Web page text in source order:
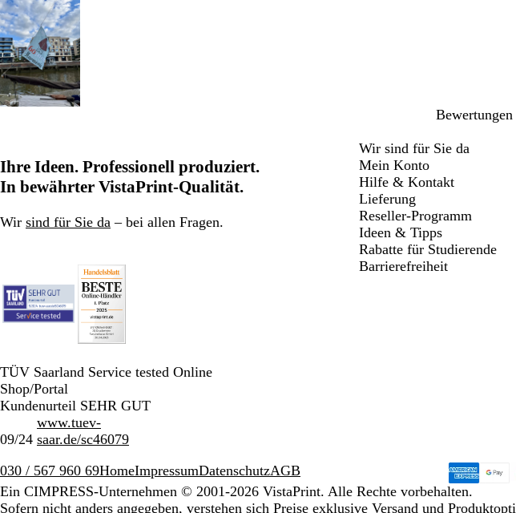
Ihre Ideen. Professionell produziert.
In bewährter VistaPrint-Qualität.
Wir sind für Sie da – bei allen Fragen.
TÜV Saarland Service tested Online
Shop/Portal
Kundenurteil SEHR GUT
09/24
www.tuev-
saar.de/sc46079
Wir sind für Sie da
Mein Konto
Hilfe & Kontakt
Lieferung
Reseller-Programm
Ideen & Tipps
Rabatte für Studierende
Barrierefreiheit
030 / 567 960 69HomeImpressumDatenschutzAGB
Ein CIMPRESS-Unternehmen © 2001-2026 VistaPrint. Alle Rechte vorbehalten.
Sofern nicht anders angegeben, verstehen sich Preise exklusive Versand und